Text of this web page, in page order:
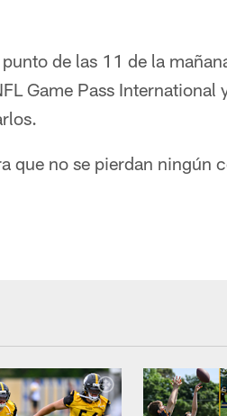
de las 11 de la
Game Pass
que no se pierdan ningún